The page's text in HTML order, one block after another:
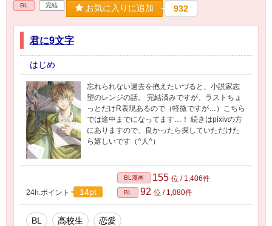
BL 完結 お気に入りに追加 932
君に9文字
はじめ
忘れられない過去を抱えたいづると、小説家志
望のレンジの話。 完結済みですが、ラストちょ
っとだけR表現あるので（軽微ですが…）こちら
では途中までになってます…！ 続きはpixivの方
にありますので、良かったら探していただけた
ら嬉しいです（^人^）
24h.ポイント 14pt
BL漫画 155 位 / 1,406件
BL 92 位 / 1,080件
BL 高校生 恋愛